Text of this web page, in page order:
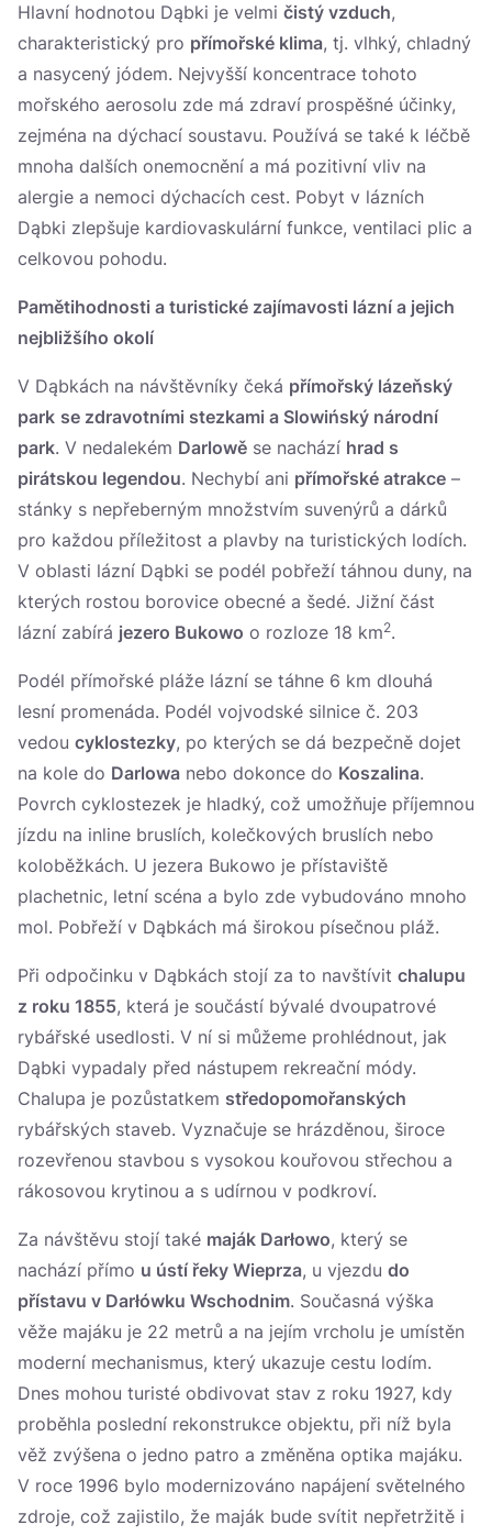
Hlavní hodnotou Dąbki je velmi čistý vzduch,
charakteristický pro přímořské klima, tj. vlhký, chladný
a nasycený jódem. Nejvyšší koncentrace tohoto
mořského aerosolu zde má zdraví prospěšné účinky,
zejména na dýchací soustavu. Používá se také k léčbě
mnoha dalších onemocnění a má pozitivní vliv na
alergie a nemoci dýchacích cest. Pobyt v lázních
Dąbki zlepšuje kardiovaskulární funkce, ventilaci plic a
celkovou pohodu.
Pamětihodnosti a turistické zajímavosti lázní a jejich
nejbližšího okolí
V Dąbkách na návštěvníky čeká přímořský lázeňský
park se zdravotními stezkami a Slowińský národní
park. V nedalekém Darlowě se nachází hrad s
pirátskou legendou. Nechybí ani přímořské atrakce –
stánky s nepřeberným množstvím suvenýrů a dárků
pro každou příležitost a plavby na turistických lodích.
V oblasti lázní Dąbki se podél pobřeží táhnou duny, na
kterých rostou borovice obecné a šedé. Jižní část
lázní zabírá jezero Bukowo o rozloze 18 km2.
Podél přímořské pláže lázní se táhne 6 km dlouhá
lesní promenáda. Podél vojvodské silnice č. 203
vedou cyklostezky, po kterých se dá bezpečně dojet
na kole do Darlowa nebo dokonce do Koszalina.
Povrch cyklostezek je hladký, což umožňuje příjemnou
jízdu na inline bruslích, kolečkových bruslích nebo
koloběžkách. U jezera Bukowo je přístaviště
plachetnic, letní scéna a bylo zde vybudováno mnoho
mol. Pobřeží v Dąbkách má širokou písečnou pláž.
Při odpočinku v Dąbkách stojí za to navštívit chalupu
z roku 1855, která je součástí bývalé dvoupatrové
rybářské usedlosti. V ní si můžeme prohlédnout, jak
Dąbki vypadaly před nástupem rekreační módy.
Chalupa je pozůstatkem středopomořanských
rybářských staveb. Vyznačuje se hrázděnou, široce
rozevřenou stavbou s vysokou kouřovou střechou a
rákosovou krytinou a s udírnou v podkroví.
Za návštěvu stojí také maják Darłowo, který se
nachází přímo u ústí řeky Wieprza, u vjezdu do
přístavu v Darłówku Wschodnim. Současná výška
věže majáku je 22 metrů a na jejím vrcholu je umístěn
moderní mechanismus, který ukazuje cestu lodím.
Dnes mohou turisté obdivovat stav z roku 1927, kdy
proběhla poslední rekonstrukce objektu, při níž byla
věž zvýšena o jedno patro a změněna optika majáku.
V roce 1996 bylo modernizováno napájení světelného
zdroje, což zajistilo, že maják bude svítit nepřetržitě i